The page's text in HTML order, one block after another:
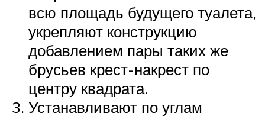
всю площадь будущего туалета,
укрепляют конструкцию
добавлением пары таких же
брусьев крест-накрест по
центру квадрата.
Устанавливают по углам